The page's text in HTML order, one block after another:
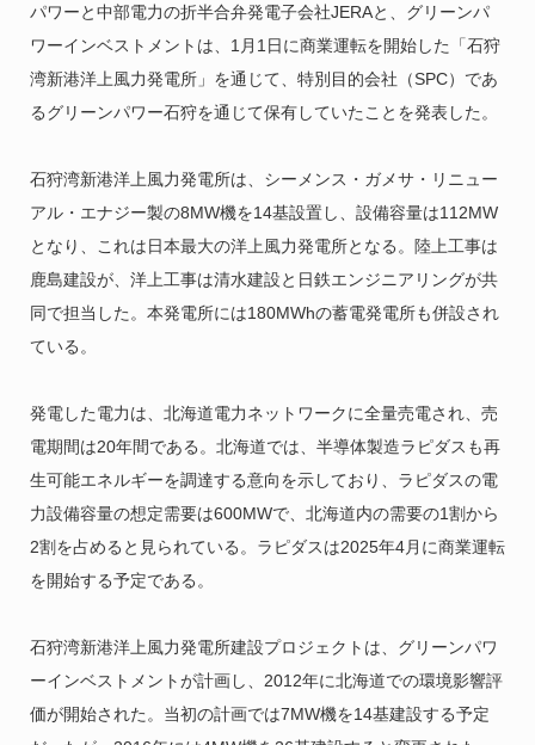
パワーと中部電力の折半合弁発電子会社JERAと、グリーンパ
ワーインベストメントは、1月1日に商業運転を開始した「石狩
湾新港洋上風力発電所」を通じて、特別目的会社（SPC）であ
るグリーンパワー石狩を通じて保有していたことを発表した。
石狩湾新港洋上風力発電所は、シーメンス・ガメサ・リニュー
アル・エナジー製の8MW機を14基設置し、設備容量は112MW
となり、これは日本最大の洋上風力発電所となる。陸上工事は
鹿島建設が、洋上工事は清水建設と日鉄エンジニアリングが共
同で担当した。本発電所には180MWhの蓄電発電所も併設され
ている。
発電した電力は、北海道電力ネットワークに全量売電され、売
電期間は20年間である。北海道では、半導体製造ラピダスも再
生可能エネルギーを調達する意向を示しており、ラピダスの電
力設備容量の想定需要は600MWで、北海道内の需要の1割から
2割を占めると見られている。ラピダスは2025年4月に商業運転
を開始する予定である。
石狩湾新港洋上風力発電所建設プロジェクトは、グリーンパワ
ーインベストメントが計画し、2012年に北海道での環境影響評
価が開始された。当初の計画では7MW機を14基建設する予定